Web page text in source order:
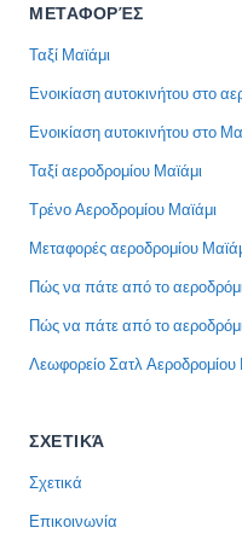
ΜΕΤΑΦΟΡΈΣ
Ταξί Μαϊάμι
Ενοικίαση αυτοκινήτου στο
Ενοικίαση αυτοκινήτου στο
Ταξί αεροδρομίου Μαϊάμι
Τρένο Αεροδρομίου Μαϊάμι
Μεταφορές αεροδρομίου
Πώς να πάτε από το
Πώς να πάτε από το
Λεωφορείο Σατλ Αεροδρομίου
ΣΧΕΤΙΚΆ
Σχετικά
Επικοινωνία